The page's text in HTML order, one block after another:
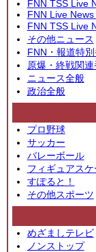
FNN TSS Live
FNN Live News
FNN TSS Live
その他ニュース
FNN・報道特別
原爆・終戦関連
ニュース全般
政治全般
プロ野球
サッカー
バレーボール
フィギュアスケ
すぽると！
その他スポーツ
めざましテレビ
ノンストップ